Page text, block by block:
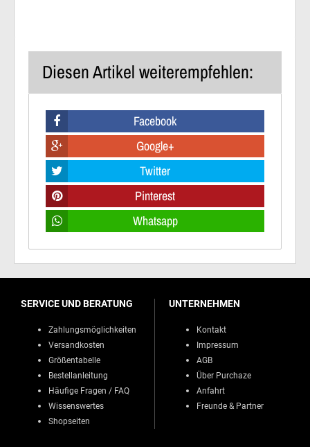
Diesen Artikel weiterempfehlen:
Facebook
Google+
Twitter
Pinterest
Whatsapp
SERVICE UND BERATUNG
Zahlungsmöglichkeiten
Versandkosten
Größentabelle
Bestellanleitung
Häufige Fragen / FAQ
Wissenswertes
Shopseiten
UNTERNEHMEN
Kontakt
Impressum
AGB
Über Purchaze
Anfahrt
Freunde & Partner